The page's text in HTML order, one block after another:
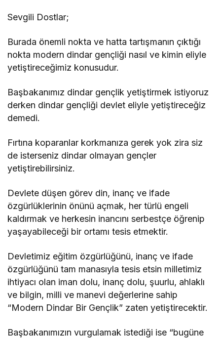
Sevgili Dostlar;
Burada önemli nokta ve hatta tartışmanın çıktığı
nokta modern dindar gençliği nasıl ve kimin eliyle
yetiştireceğimiz konusudur.
Başbakanımız dindar gençlik yetiştirmek istiyoruz
derken dindar gençliği devlet eliyle yetiştireceğiz
demedi.
Fırtına koparanlar korkmanıza gerek yok zira siz
de isterseniz dindar olmayan gençler
yetiştirebilirsiniz.
Devlete düşen görev din, inanç ve ifade
özgürlüklerinin önünü açmak, her türlü engeli
kaldırmak ve herkesin inancını serbestçe öğrenip
yaşayabileceği bir ortamı tesis etmektir.
Devletimiz eğitim özgürlüğünü, inanç ve ifade
özgürlüğünü tam manasıyla tesis etsin milletimiz
ihtiyacı olan iman dolu, inanç dolu, şuurlu, ahlaklı
ve bilgin, milli ve manevi değerlerine sahip
“Modern Dindar Bir Gençlik” zaten yetiştirecektir.
Başbakanımızın vurgulamak istediği ise “bugüne